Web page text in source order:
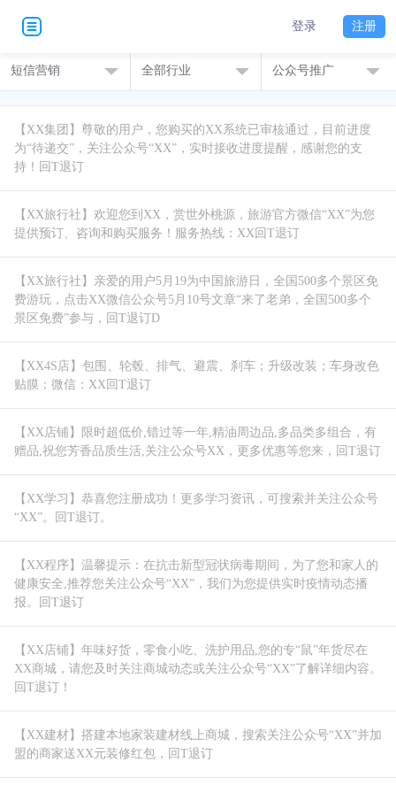
登录 注册
短信营销 全部行业 公众号推广
【XX集团】尊敬的用户，您购买的XX系统已审核通过，目前进度
为“待递交”，关注公众号“XX”，实时接收进度提醒，感谢您的支
【XX旅行社】欢迎您到XX，赏世外桃源，旅游官方微信“XX”为您
提供预订、咨询和购买服务！服务热线：XX回T退订
【XX旅行社】亲爱的用户5月19为中国旅游日，全国500多个景区免
费游玩，点击XX微信公众号5月10号文章“来了老弟，全国500多个
景区免费”参与，回T退订D
【XX4S店】包围、轮毂、排气、避震、刹车；升级改装；车身改色
贴膜；微信：XX回T退订
【XX店铺】限时超低价,错过等一年,精油周边品,多品类多组合，有
赠品,祝您芳香品质生活,关注公众号XX，更多优惠等您来，回T退订
【XX学习】恭喜您注册成功！更多学习资讯，可搜索并关注公众号
“XX”。回T退订。
【XX程序】温馨提示：在抗击新型冠状病毒期间，为了您和家人的
健康安全,推荐您关注公众号“XX”，我们为您提供实时疫情动态播
报。回T退订
【XX店铺】年味好货，零食小吃、洗护用品,您的专“鼠”年货尽在
XX商城，请您及时关注商城动态或关注公众号“XX”了解详细内容。
回T退订！
【XX建材】搭建本地家装建材线上商城，搜索关注公众号“XX”并加
盟的商家送XX元装修红包，回T退订